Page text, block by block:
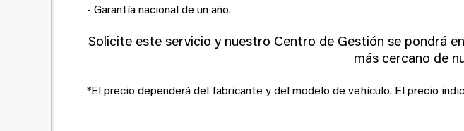
- Garantía nacional de un año.
Solicite este servicio y nuestro Centro de Gestión se pondrá
más cercano de
*El precio dependerá del fabricante y del modelo de vehículo. El precio